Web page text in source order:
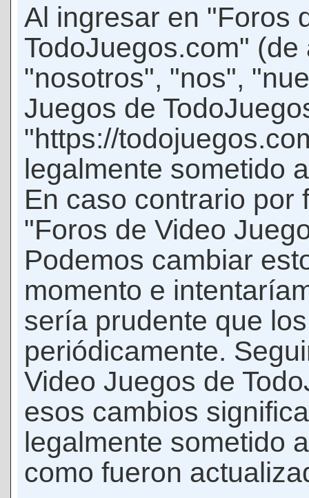
Al ingresar en "Foros
TodoJuegos.com"
"nosotros", "nos",
Juegos de
"https://
legalmente sometido
En caso contrario por
"Foros de Video
Podemos cambiar
momento e
sería prudente que
periódicamente.
Video Juegos de
esos cambios
legalmente sometido
como fueron